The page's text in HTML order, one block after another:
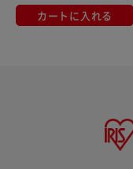
カートに入れる